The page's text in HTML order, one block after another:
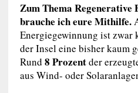
Zum Thema Regenerative
brauche ich eure Mithilfe.
Energiegewinnung ist zwar
der Insel eine bisher kaum
Rund 8 Prozentder
aus Wind- oder